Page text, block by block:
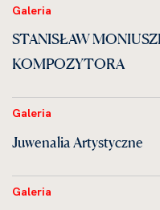
Galeria
STANISŁAW
KOMPOZYTORA
Galeria
Juwenalia Artystyczne
Galeria